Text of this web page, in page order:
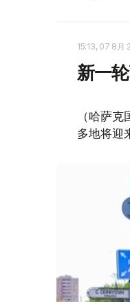
15:13, 07 8月
新一
（哈萨
多地将迎